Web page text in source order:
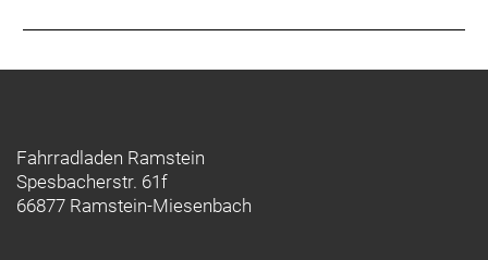
Fahrradladen Ramstein
Spesbacherstr. 61f
66877 Ramstein-Miesenbach